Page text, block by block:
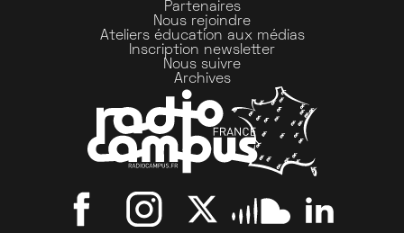
Partenaires
Nous rejoindre
Ateliers éducation aux médias
Inscription newsletter
Nous suivre
Archives